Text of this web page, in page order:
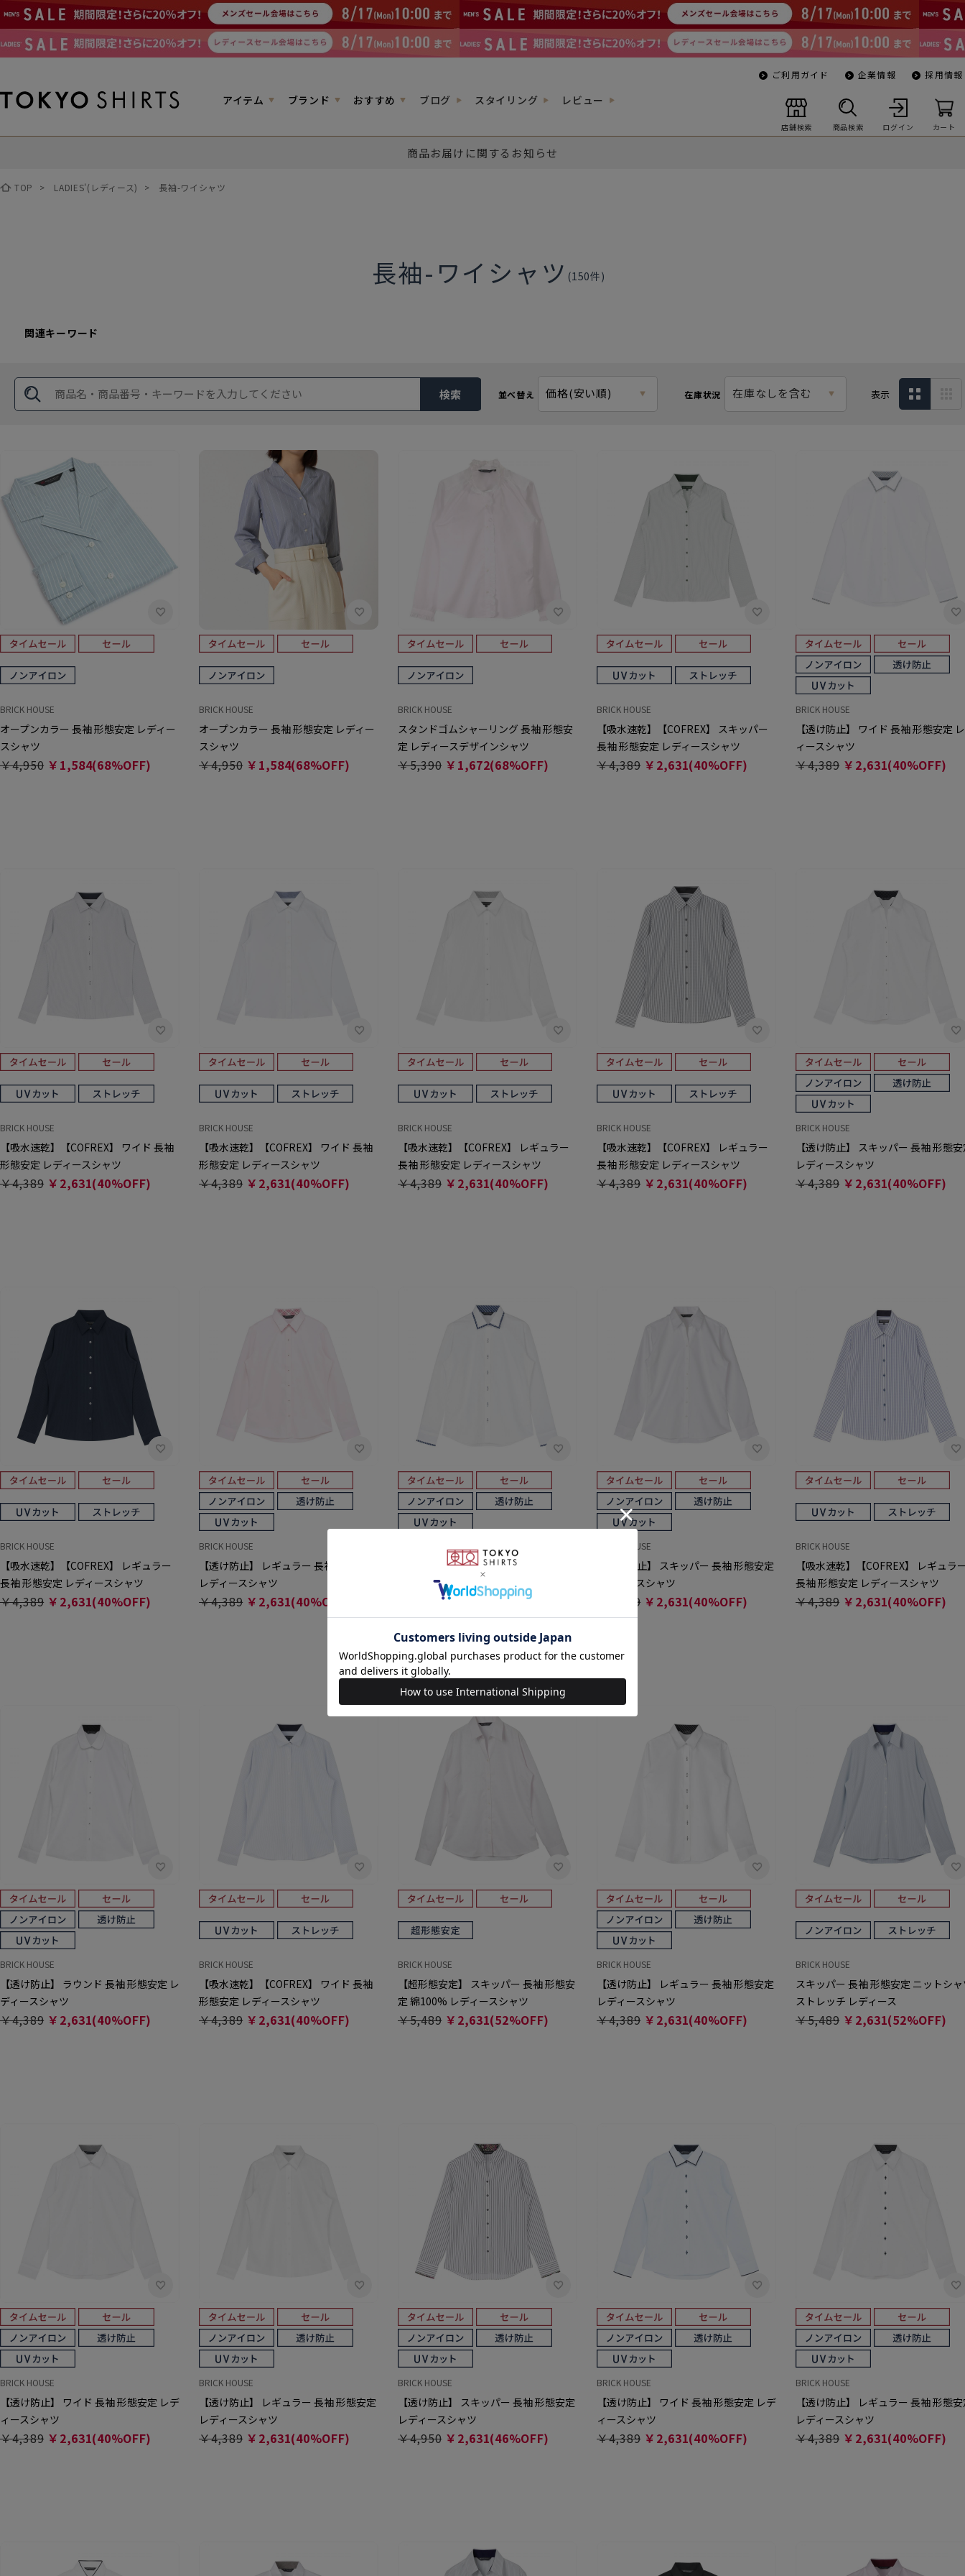
アイテム ブランド おすすめ ブログ スタイリング レビュー
ご利用ガイド 企業情報 採用情報
店舗検索 商品検索 ログイン カート
商品お届けに関するお知らせ
TOP > LADIES'(レディース) > 長袖-ワイシャツ
長袖-ワイシャツ (150件)
関連キーワード
検索 並べ替え 価格(安い順) 在庫状況 在庫なしを含む 表示
BRICK HOUSE
オープンカラー 長袖 形態安定 レディー
スシャツ
￥4,950 ￥1,584(68%OFF)
BRICK HOUSE
オープンカラー 長袖 形態安定 レディー
スシャツ
￥4,950 ￥1,584(68%OFF)
BRICK HOUSE
スタンドゴムシャーリング 長袖 形態安
定 レディースデザインシャツ
￥5,390 ￥1,672(68%OFF)
BRICK HOUSE
【吸水速乾】【COFREX】 スキッパー
長袖 形態安定 レディースシャツ
￥4,389 ￥2,631(40%OFF)
BRICK HOUSE
【透け防止】 ワイド 長袖 形態安定
ィースシャツ
￥4,389 ￥2,631(40%OFF)
BRICK HOUSE
【吸水速乾】【COFREX】 ワイド 長袖
形態安定 レディースシャツ
￥4,389 ￥2,631(40%OFF)
BRICK HOUSE
【吸水速乾】【COFREX】 ワイド 長袖
形態安定 レディースシャツ
￥4,389 ￥2,631(40%OFF)
BRICK HOUSE
【吸水速乾】【COFREX】 レギュラー
長袖 形態安定 レディースシャツ
￥4,389 ￥2,631(40%OFF)
BRICK HOUSE
【吸水速乾】【COFREX】 レギュラー
長袖 形態安定 レディースシャツ
￥4,389 ￥2,631(40%OFF)
BRICK HOUSE
【透け防止】 スキッパー 長袖 形態
レディースシャツ
￥4,389 ￥2,631(40%OFF)
BRICK HOUSE
【吸水速乾】【COFREX】 レギュラー
長袖 形態安定 レディースシャツ
￥4,389 ￥2,631(40%OFF)
BRICK HOUSE
【透け防止】 レギュラー 長袖 形態安定
レディースシャツ
￥4,389 ￥2,631(40%OFF)
【透け防止】 ワイド 長袖 形態安定 レデ
ィースシャツ
￥4,389 ￥2,631(40%OFF)
BRICK HOUSE
【透け防止】 スキッパー 長袖 形態安定
レディースシャツ
￥4,389 ￥2,631(40%OFF)
BRICK HOUSE
【吸水速乾】【COFREX】 レギュラ
長袖 形態安定 レディースシャツ
￥4,389 ￥2,631(40%OFF)
BRICK HOUSE
【透け防止】 ラウンド 長袖 形態安定 レ
ディースシャツ
￥4,389 ￥2,631(40%OFF)
BRICK HOUSE
【吸水速乾】【COFREX】 ワイド 長袖
形態安定 レディースシャツ
￥4,389 ￥2,631(40%OFF)
BRICK HOUSE
【超形態安定】 スキッパー 長袖 形態安
定 綿100% レディースシャツ
￥5,489 ￥2,631(52%OFF)
BRICK HOUSE
【透け防止】 レギュラー 長袖 形態安定
レディースシャツ
￥4,389 ￥2,631(40%OFF)
BRICK HOUSE
スキッパー 長袖 形態安定 ニットシ
ストレッチ レディース
￥5,489 ￥2,631(52%OFF)
BRICK HOUSE
【透け防止】 ワイド 長袖 形態安定 レデ
ィースシャツ
￥4,389 ￥2,631(40%OFF)
BRICK HOUSE
【透け防止】 レギュラー 長袖 形態安定
レディースシャツ
￥4,389 ￥2,631(40%OFF)
BRICK HOUSE
【透け防止】 スキッパー 長袖 形態安定
レディースシャツ
￥4,950 ￥2,631(46%OFF)
BRICK HOUSE
【透け防止】 ワイド 長袖 形態安定 レデ
ィースシャツ
￥4,389 ￥2,631(40%OFF)
BRICK HOUSE
【透け防止】 レギュラー 長袖 形態
レディースシャツ
￥4,389 ￥2,631(40%OFF)